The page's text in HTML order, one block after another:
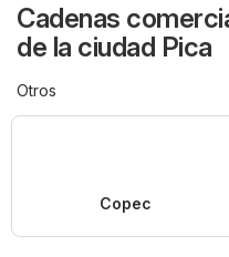
Cadenas
de la ciudad Pica
Otros
Copec